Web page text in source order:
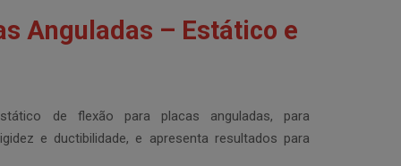
Anguladas – Estático e
de flexão para placas anguladas, para
e ductibilidade, e apresenta resultados para